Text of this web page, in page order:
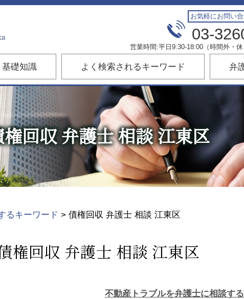
回収 弁護士 相談 江東区
お気軽にお問い合
03-
営業時間:平日9:30-18:00（時間外・
基礎知識 よく検索されるキーワード 弁
るキーワード > 債権回収 弁護士 相談 江東区
権回収 弁護士 相談 江東区
不動産トラブルを弁護士に相談す